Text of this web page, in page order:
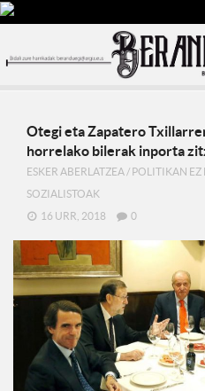
Otegi eta Zapatero
horrelako bilerak inporta
ESKER ABERLATZEA / POLITIKAN
SOZIALISTOAK
16 URR, 2018
0